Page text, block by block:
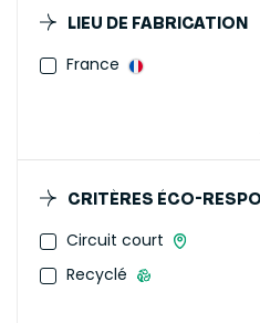
LIEU DE FABRICATION
France
CRITÈRES ÉCO-
Circuit court
Recyclé